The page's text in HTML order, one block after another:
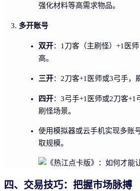
强化材料等高需求物品。
多开账号
双开：1刀客（主刷怪）+1医
高。
三开：2刀客+1医师或3弓手，
四开：3弓手+1医师或2刀客+1
刷怪场景。
使用模拟器或云手机实现多账
取规模。
四、交易技巧：把握市场脉搏